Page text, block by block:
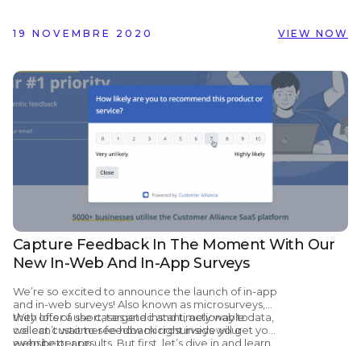
ligne
19 NOVEMBRE 2020 VIEW NOW
Capture Feedback In The Moment With Our
New In-Web And In-App Surveys
We’re so excited to announce the launch of in-app
and in-web surveys! Also known as microsurveys,
they offer a short, targeted and timely way to
collect customer feedback right inside your
website or app.
With lots of use cases and instant, actionable data,
we can’t wait to see how microsurveys will get you
even better results. But first, let’s dive in and learn